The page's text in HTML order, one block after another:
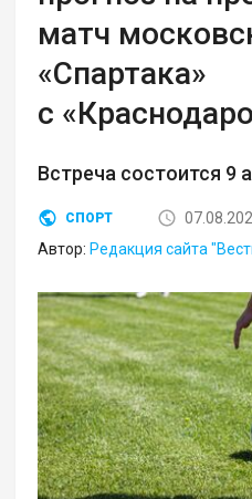
матч
«Спартака»
с
Встреча состоится 9
СПОРТ
Автор: Редакция сайта